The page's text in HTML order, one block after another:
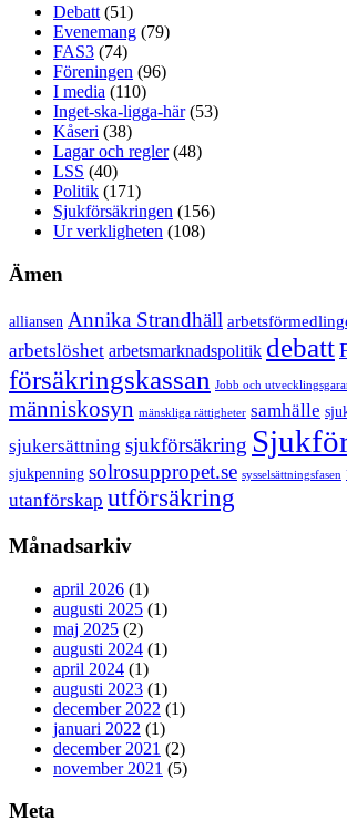
Debatt (51)
Evenemang (79)
FAS3 (74)
Föreningen (96)
I media (110)
Inget-ska-ligga-här(53)
Kåseri (38)
Lagar och regler(48)
LSS (40)
Politik (171)
Sjukförsäkringen (156)
Ur verkligheten (108)
Ämen
alliansen Annika Strandhäll
arbetslöshet arbetsmarknadspolitik debatt
försäkringskassan Jobb och
människosyn mänskliga rättigheter samhälle
sjukersättning sjukförsäkring
sjukpenning solrosuppropet.se sysselsättningsfasen
utanförskap utförsäkring
Månadsarkiv
april 2026 (1)
augusti 2025 (1)
maj 2025 (2)
augusti 2024 (1)
april 2024 (1)
augusti 2023 (1)
december 2022 (1)
januari 2022 (1)
december 2021 (2)
november 2021 (5)
Meta